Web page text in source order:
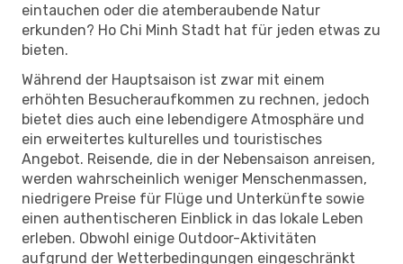
eintauchen oder die atemberaubende Natur
erkunden? Ho Chi Minh Stadt hat für jeden etwas zu
bieten.
Während der Hauptsaison ist zwar mit einem
erhöhten Besucheraufkommen zu rechnen, jedoch
bietet dies auch eine lebendigere Atmosphäre und
ein erweitertes kulturelles und touristisches
Angebot. Reisende, die in der Nebensaison anreisen,
werden wahrscheinlich weniger Menschenmassen,
niedrigere Preise für Flüge und Unterkünfte sowie
einen authentischeren Einblick in das lokale Leben
erleben. Obwohl einige Outdoor-Aktivitäten
aufgrund der Wetterbedingungen eingeschränkt